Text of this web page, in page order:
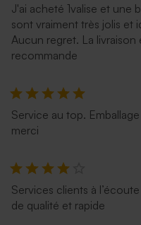
Enveloppe rectangulaire
argent
Enveloppe naissance
terracotta
J'ai acheté 1valise et une
sont vraiment très jolis et
Aucun regret. La
recommande
Service au top.
merci
Services clients à
de qualité et rapide